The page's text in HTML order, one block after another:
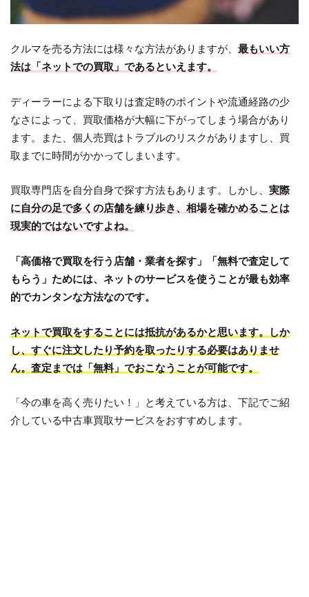
クルマを売る方法には様々な方法がありますが、最もいい方
法は「ネットでの買取」であるといえます。
ディーラーによる下取りは査定時のポイントや流通経路の少
なさによって、買取価格が大幅に下がってしまう場合があり
ます。また、個人売買はトラブルのリスクがありますし、買
取までに時間がかかってしまいます。
買取専門店を自分自身で探す方法もあります。しかし、実際
に自分の足で多くの店舗を練り歩き、相場を確かめることは
現実的ではないですよね。
「高価格で買取を行う店舗・業者を探す」「無料で査定して
もらう」ためには、ネットのサービスを使うことが最も効率
的でカンタンな方法なのです。
ネットで買取をすることには抵抗があるかと思います。しか
し、すぐに注文したり予約を取ったりする必要はありませ
ん。査定までは「無料」でおこなうことが可能です。
「今の車を高く売りたい！」と考えている方は、下記でご紹
介している中古車買取サービスをおすすめします。